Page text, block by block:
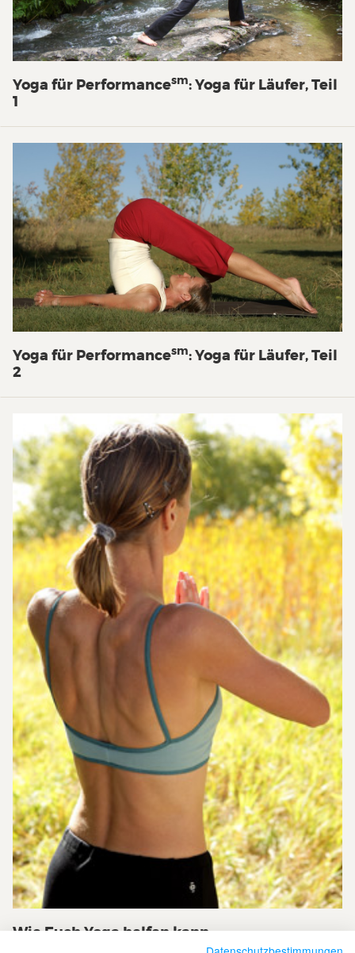
Yoga für Performancesm: Yoga für Läufer, Teil
1
Yoga für Performancesm: Yoga für Läufer, Teil
2
Wie Euch Yoga helfen kann